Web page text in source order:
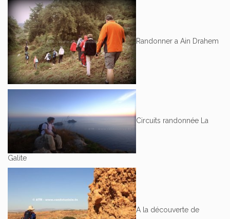
Randonner a Ain Drahem
Circuits randonnée La
Galite
A la découverte de